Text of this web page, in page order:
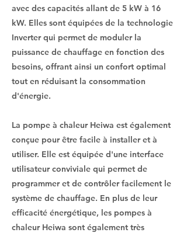
avec des capacités allant de 5 kW à 16
kW. Elles sont équipées de la technologie
Inverter qui permet de moduler la
puissance de chauffage en fonction des
besoins, offrant ainsi un confort optimal
tout en réduisant la consommation
d'énergie.
La pompe à chaleur Heiwa est également
conçue pour être facile à installer et à
utiliser. Elle est équipée d'une interface
utilisateur conviviale qui permet de
programmer et de contrôler facilement le
système de chauffage. En plus de leur
efficacité énergétique, les pompes à
chaleur Heiwa sont également très